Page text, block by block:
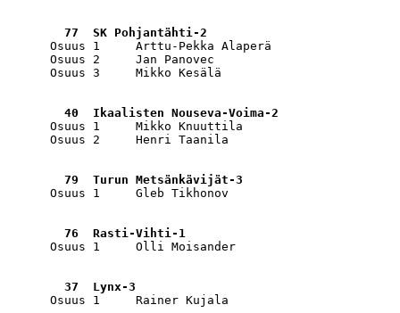
77  SK Pohjantähti-2
Osuus 1     Arttu-Pekka Alaperä
Osuus 2     Jan Panovec
Osuus 3     Mikko Kesälä
40  Ikaalisten Nouseva-Voima-2
Osuus 1     Mikko Knuuttila
Osuus 2     Henri Taanila
79  Turun Metsänkävijät-3
Osuus 1     Gleb Tikhonov
76  Rasti-Vihti-1
Osuus 1     Olli Moisander
37  Lynx-3
Osuus 1     Rainer Kujala